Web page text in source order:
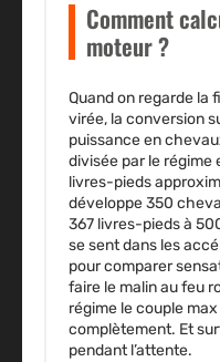
Comment
moteur ?
Quand on regarde la
virée, la conversion
puissance en
divisée par le régime
livres-pieds
développe 350
367 livres-pieds à
se sent dans les
pour comparer
faire le malin au feu
régime le couple
complètement. Et
pendant l’attente.